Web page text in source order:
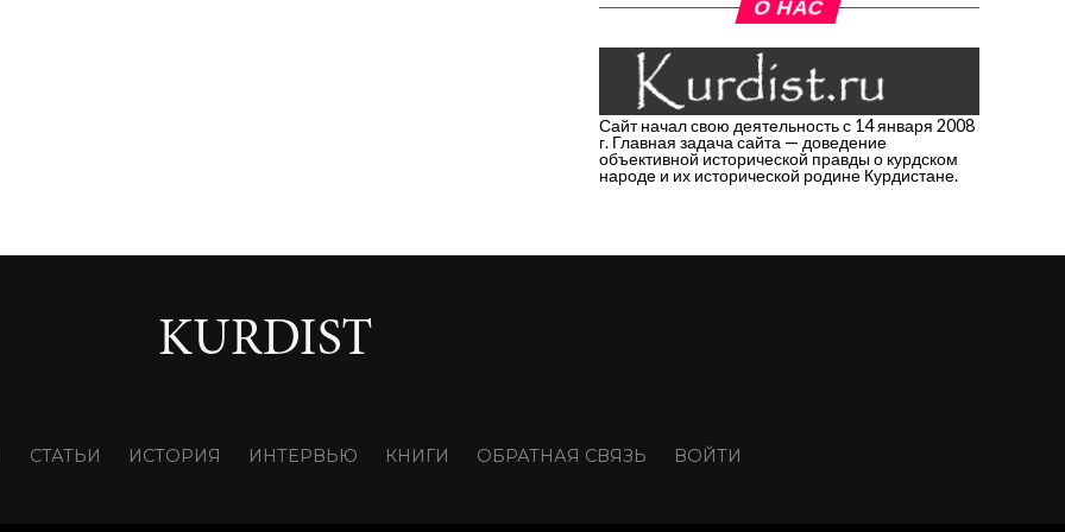
О НАС
Сайт начал свою деятельность с 14 января 2008
г. Главная задача сайта — доведение
объективной исторической правды о курдском
народе и их исторической родине Курдистане.
СТАТЬИ ИСТОРИЯ ИНТЕРВЬЮ КНИГИ ОБРАТНАЯ СВЯЗЬ ВОЙТИ